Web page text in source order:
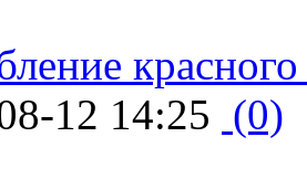
12 14:25 (0)